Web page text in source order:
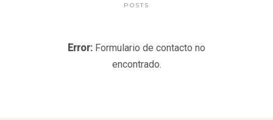
POSTS
Error: Formulario de contacto no
encontrado.